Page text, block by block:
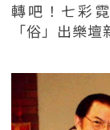
轉吧！七彩
「俗」出樂壇